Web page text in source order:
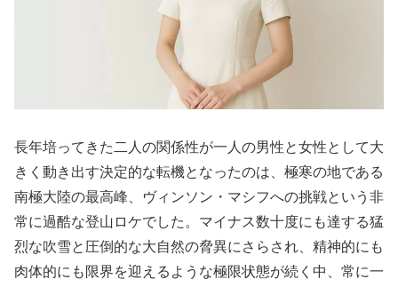
長年培ってきた二人の関係性が一人の男性と女性として大
きく動き出す決定的な転機となったのは、極寒の地である
南極大陸の最高峰、ヴィンソン・マシフへの挑戦という非
常に過酷な登山ロケでした。マイナス数十度にも達する猛
烈な吹雪と圧倒的な大自然の脅異にさらされ、精神的にも
肉体的にも限界を迎えるような極限状態が続く中、常に一